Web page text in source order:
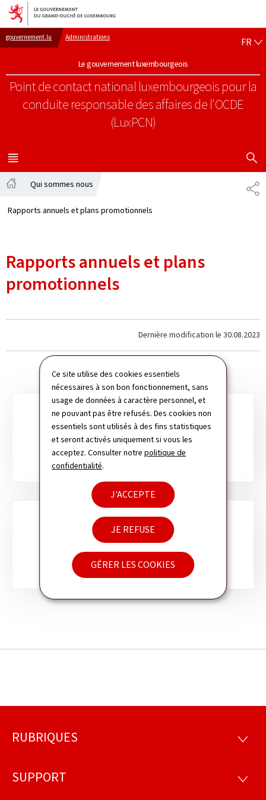
Ce site utilise des cookies essentiels
nécessaires à son bon fonctionnement, sans
usage de données à caractère personnel, et
ne pouvant pas être refusés. Des cookies non
essentiels sont utilisés à des fins statistiques
et seront activés uniquement si vous les
acceptez. Consulter notrepolitique de
confidentialité.
J'ACCEPTE
JE REFUSE
GÉRER LES COOKIES
Aller au menu principal
Aller au contenu
gouvernement.lu Administrations
Le gouvernement luxembourgeois
Point de contact national luxembourgeois pour la
conduite responsable des affaires de l'OCDE
(LuxPCN)
FR
MENU
PRINCIPAL
Qui sommes nous
Rapports annuels et plans promotionnels
Rapports annuels et plans
promotionnels
Dernière modification le 30.08.2023
rubriques RAPPORTS ANNUELS
PLANS PROMOTIONNELS
Pied
page
RUBRIQUES
SUPPORT